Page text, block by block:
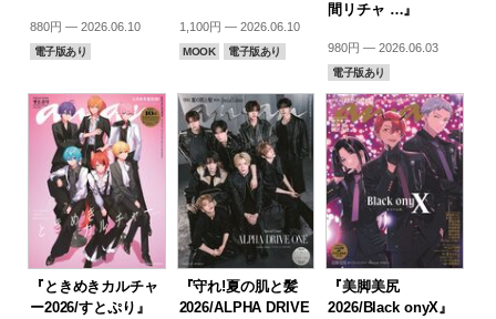
880円 — 2026.06.10
電子版あり
1,100円 — 2026.06.10
MOOK 電子版あり
間リチャ …』
980円 — 2026.06.03
電子版あり
『ときめきカルチャ
ー2026/すとぷり』
『守れ!夏の肌と髪
2026/ALPHA DRIVE
『美脚美尻
2026/Black onyX』